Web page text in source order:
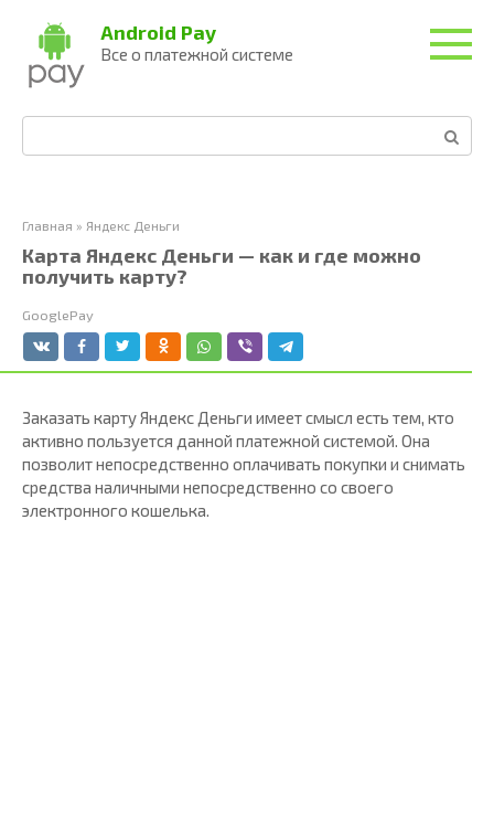
контенту
Android Pay
Все о платежной системе
Главная » Яндекс Деньги
Карта Яндекс Деньги — как и где можно
получить карту?
GooglePay
Заказать карту Яндекс Деньги имеет смысл есть тем, кто
активно пользуется данной платежной системой. Она
позволит непосредственно оплачивать покупки и снимать
средства наличными непосредственно со своего
электронного кошелька.